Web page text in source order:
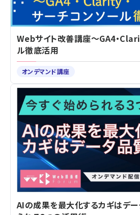
Webサイト改善講座～GA4・
ル徹底活用
オンデマンド講座
AIの成果を最大化するカギはデー